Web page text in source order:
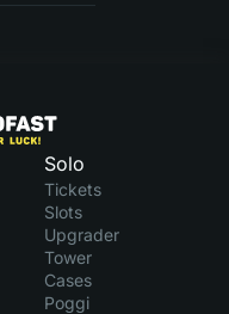
Solo
Tickets
Slots
Upgrader
Tower
Cases
Poggi